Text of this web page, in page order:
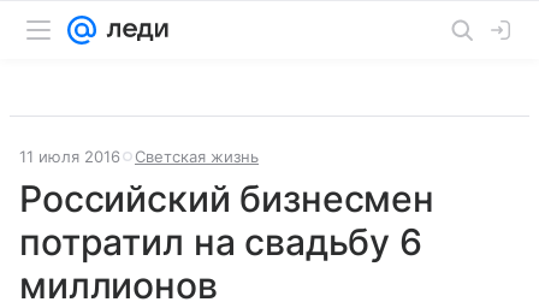
11 июля 2016 Светская жизнь
Российский бизнесмен
потратил на свадьбу 6
миллионов